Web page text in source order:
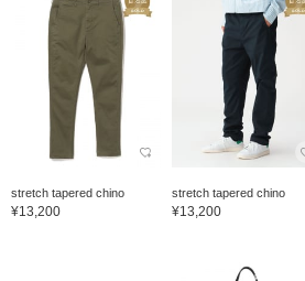
stretch tapered chino
¥13,200
stretch tapered chino
¥13,200